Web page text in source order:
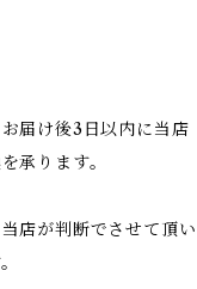
届け後3日以内に当店
承ります。
店が判断でさせて頂い